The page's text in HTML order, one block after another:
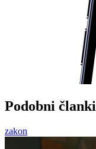
Podobni članki
zakon